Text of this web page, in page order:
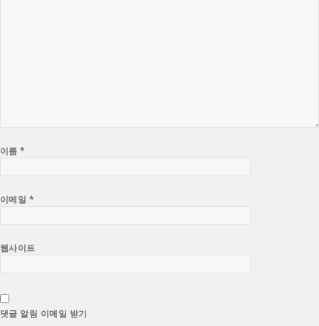
이름*
이메일 *
웹사이트
댓글 알림 이메일 받기